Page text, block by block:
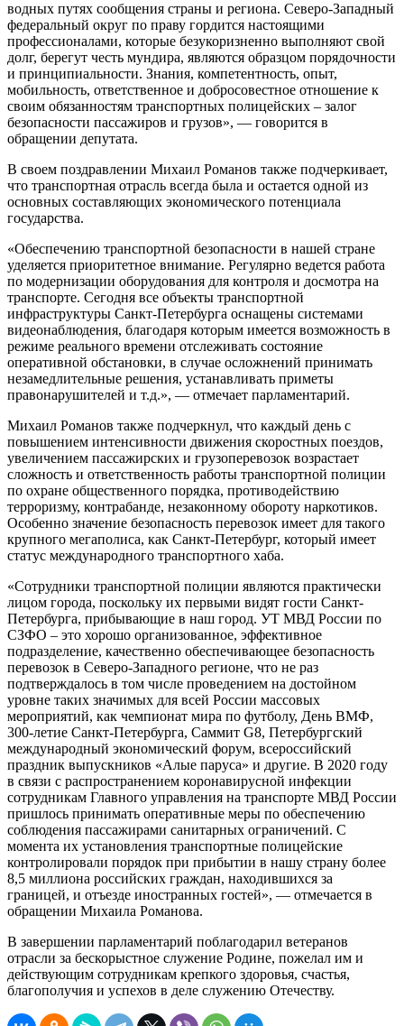
водных путях сообщения страны и региона. Северо-Западный
федеральный округ по праву гордится настоящими
профессионалами, которые безукоризненно выполняют свой
долг, берегут честь мундира, являются образцом порядочности
и принципиальности. Знания, компетентность, опыт,
мобильность, ответственное и добросовестное отношение к
своим обязанностям транспортных полицейских – залог
безопасности пассажиров и грузов», — говорится в
обращении депутата.
В своем поздравлении Михаил Романов также подчеркивает,
что транспортная отрасль всегда была и остается одной из
основных составляющих экономического потенциала
государства.
«Обеспечению транспортной безопасности в нашей стране
уделяется приоритетное внимание. Регулярно ведется работа
по модернизации оборудования для контроля и досмотра на
транспорте. Сегодня все объекты транспортной
инфраструктуры Санкт-Петербурга оснащены системами
видеонаблюдения, благодаря которым имеется возможность в
режиме реального времени отслеживать состояние
оперативной обстановки, в случае осложнений принимать
незамедлительные решения, устанавливать приметы
правонарушителей и т.д.», — отмечает парламентарий.
Михаил Романов также подчеркнул, что каждый день с
повышением интенсивности движения скоростных поездов,
увеличением пассажирских и грузоперевозок возрастает
сложность и ответственность работы транспортной полиции
по охране общественного порядка, противодействию
терроризму, контрабанде, незаконному обороту наркотиков.
Особенно значение безопасность перевозок имеет для такого
крупного мегаполиса, как Санкт-Петербург, который имеет
статус международного транспортного хаба.
«Сотрудники транспортной полиции являются практически
лицом города, поскольку их первыми видят гости Санкт-
Петербурга, прибывающие в наш город. УТ МВД России по
СЗФО – это хорошо организованное, эффективное
подразделение, качественно обеспечивающее безопасность
перевозок в Северо-Западного регионе, что не раз
подтверждалось в том числе проведением на достойном
уровне таких значимых для всей России массовых
мероприятий, как чемпионат мира по футболу, День ВМФ,
300-летие Санкт-Петербурга, Саммит G8, Петербургский
международный экономический форум, всероссийский
праздник выпускников «Алые паруса» и другие. В 2020 году
в связи с распространением коронавирусной инфекции
сотрудникам Главного управления на транспорте МВД России
пришлось принимать оперативные меры по обеспечению
соблюдения пассажирами санитарных ограничений. С
момента их установления транспортные полицейские
контролировали порядок при прибытии в нашу страну более
8,5 миллиона российских граждан, находившихся за
границей, и отъезде иностранных гостей», — отмечается в
обращении Михаила Романова.
В завершении парламентарий поблагодарил ветеранов
отрасли за бескорыстное служение Родине, пожелал им и
действующим сотрудникам крепкого здоровья, счастья,
благополучия и успехов в деле служению Отечеству.